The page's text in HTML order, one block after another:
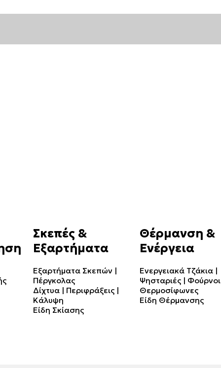
Σκεπές &
Εξαρτήματα
Εξαρτήματα Σκεπών |
Πέργκολας
Δίχτυα | Περιφράξεις |
Κάλυψη
Είδη Σκίασης
Θέρμανση &
Ενέργεια
Ενεργειακά Τζάκια |
Ψησταριές | Φούρνοι
Θερμοσίφωνες
Είδη Θέρμανσης